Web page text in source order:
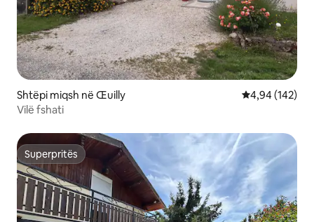
Shtëpi miqsh në Œuilly Vlerësimi
4,94 (142)
Vilë fshati
Superpritës
Superpritës